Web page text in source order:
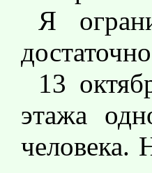
Я
13
этажа
человека.